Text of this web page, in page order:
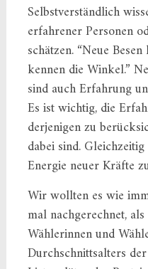
Selbstverständlich
erfahrener Personen
schätzen. “Neue
kennen die Winkel.”
sind auch Erfahrung
Es ist wichtig, die
derjenigen zu
dabei sind.
Energie neuer Kräfte
Wir wollten es wie
mal nachgerechnet,
Wählerinnen und
Durchschnittsalters